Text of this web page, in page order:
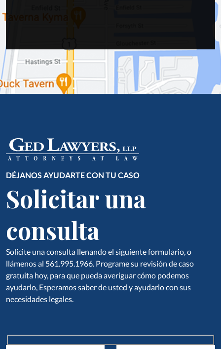
DÉJANOS AYUDARTE CON TU CASO
Solicitar una
consulta
Solicite una consulta llenando el siguiente formulario, o
llámenos al 561.995.1966. Programe su revisión de caso
gratuita hoy, para que pueda averiguar cómo podemos
ayudarlo, Esperamos saber de usted y ayudarlo con sus
necesidades legales.